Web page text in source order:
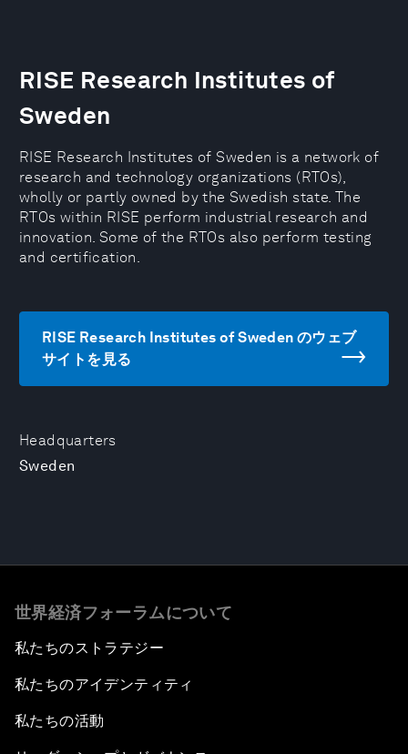
Headquarters
Sweden
RISE Research Institutes of
Sweden
RISE Research Institutes of Sweden is a network of
research and technology organizations (RTOs),
wholly or partly owned by the Swedish state. The
RTOs within RISE perform industrial research and
innovation. Some of the RTOs also perform testing
and certification.
RISE Research Institutes of Sweden のウェブ
サイトを見る
世界経済フォーラムについて
私たちのストラテジー
私たちのアイデンティティ
私たちの活動